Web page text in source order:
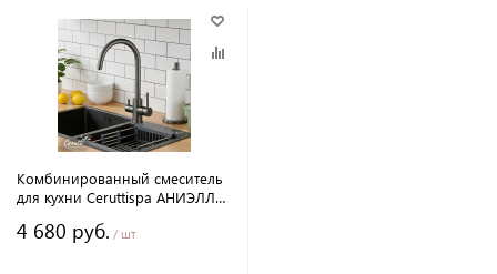
Комбинированный смеситель
для кухни Ceruttispa АНИЭЛЛО
нержавеющей стали, цвет
4 680 руб. / шт